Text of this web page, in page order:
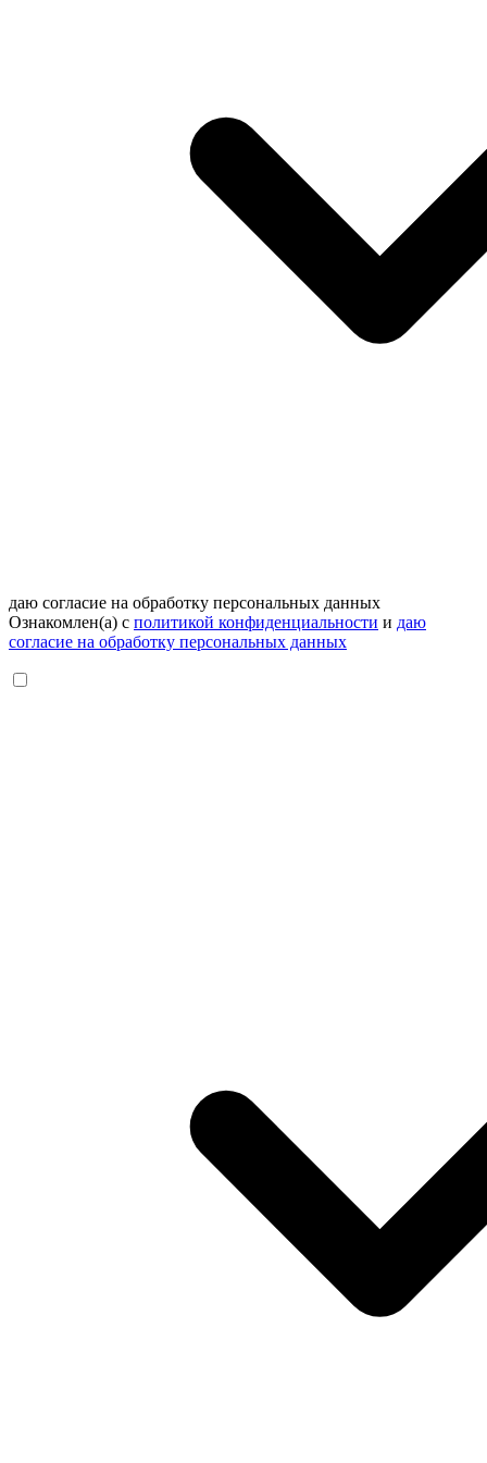
даю согласие на обработку персональных данных
Ознакомлен(а) с политикой конфиденциальности и даю
согласие на обработку персональных данных